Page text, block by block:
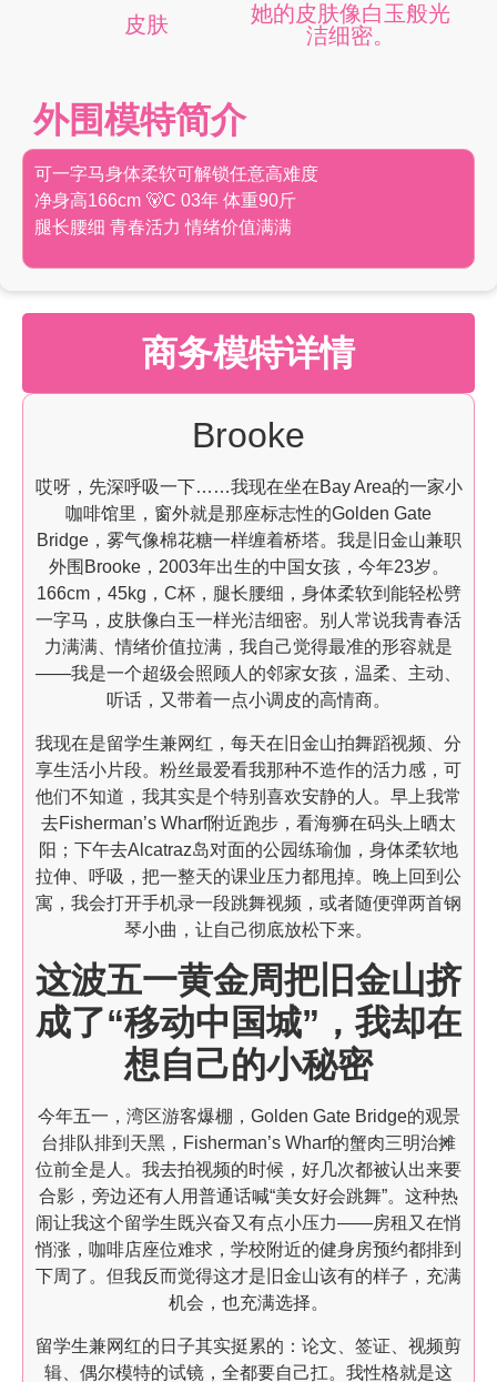
皮肤
她的皮肤像白玉般光
洁细密。
外围模特简介
可一字马身体柔软可解锁任意高难度
净身高166cm 🐻C 03年 体重90斤
腿长腰细 青春活力 情绪价值满满
商务模特详情
Brooke
哎呀，先深呼吸一下……我现在坐在Bay Area的一家小
咖啡馆里，窗外就是那座标志性的Golden Gate
Bridge，雾气像棉花糖一样缠着桥塔。我是旧金山兼职
外围Brooke，2003年出生的中国女孩，今年23岁。
166cm，45kg，C杯，腿长腰细，身体柔软到能轻松劈
一字马，皮肤像白玉一样光洁细密。别人常说我青春活
力满满、情绪价值拉满，我自己觉得最准的形容就是
——我是一个超级会照顾人的邻家女孩，温柔、主动、
听话，又带着一点小调皮的高情商。
我现在是留学生兼网红，每天在旧金山拍舞蹈视频、分
享生活小片段。粉丝最爱看我那种不造作的活力感，可
他们不知道，我其实是个特别喜欢安静的人。早上我常
去Fisherman’s Wharf附近跑步，看海狮在码头上晒太
阳；下午去Alcatraz岛对面的公园练瑜伽，身体柔软地
拉伸、呼吸，把一整天的课业压力都甩掉。晚上回到公
寓，我会打开手机录一段跳舞视频，或者随便弹两首钢
琴小曲，让自己彻底放松下来。
这波五一黄金周把旧金山挤
成了“移动中国城”，我却在
想自己的小秘密
今年五一，湾区游客爆棚，Golden Gate Bridge的观景
台排队排到天黑，Fisherman’s Wharf的蟹肉三明治摊
位前全是人。我去拍视频的时候，好几次都被认出来要
合影，旁边还有人用普通话喊“美女好会跳舞”。这种热
闹让我这个留学生既兴奋又有点小压力——房租又在悄
悄涨，咖啡店座位难求，学校附近的健身房预约都排到
下周了。但我反而觉得这才是旧金山该有的样子，充满
机会，也充满选择。
留学生兼网红的日子其实挺累的：论文、签证、视频剪
辑、偶尔模特的试镜，全都要自己扛。我性格就是这